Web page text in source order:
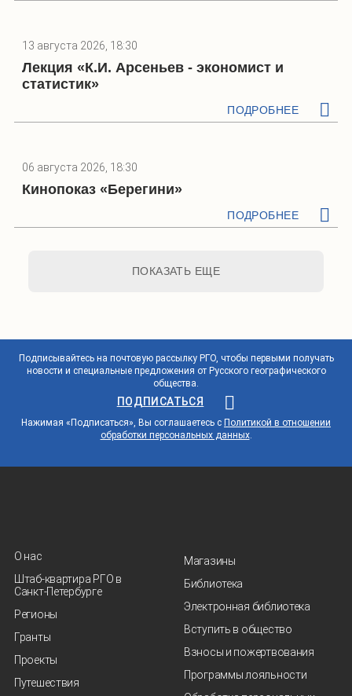
13 августа 2026, 18:30
Лекция «К.И. Арсеньев - экономист и
статистик»
ПОДРОБНЕЕ
06 августа 2026, 18:30
Кинопоказ «Берегини»
ПОДРОБНЕЕ
ПОКАЗАТЬ ЕЩЕ
Подписывайтесь на почтовую рассылку РГО, чтобы первыми получать
новости и специальные предложения от Русского географического
общества.
ПОДПИСАТЬСЯ
Нажимая «Подписаться», Вы соглашаетесь с Политикой в отношении
обработки персональных данных.
О нас
Штаб-квартира РГО в
Санкт‑Петербурге
Регионы
Гранты
Проекты
Путешествия
Магазины
Библиотека
Электронная библиотека
Вступить в общество
Взносы и пожертвования
Программы лояльности